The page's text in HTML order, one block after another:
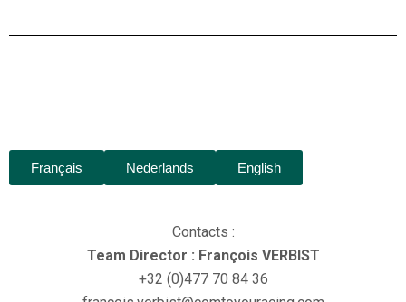
Français Nederlands English
Contacts :
Team Director : François VERBIST
+32 (0)477 70 84 36